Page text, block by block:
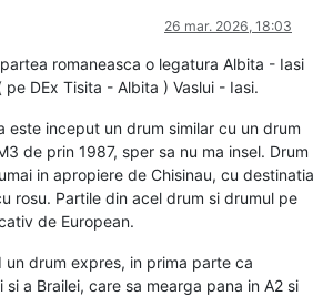
26 mar. 2026, 18:03
romaneasca o legatura Albita - Iasi
pe DEx Tisita - Albita ) Vaslui - Iasi.
este inceput un drum similar cu un drum
de prin 1987, sper sa nu ma insel. Drum
in apropiere de Chisinau, cu destinatia
rosu. Partile din acel drum si drumul pe
de European.
un drum expres, in prima parte ca
si a Brailei, care sa mearga pana in A2 si